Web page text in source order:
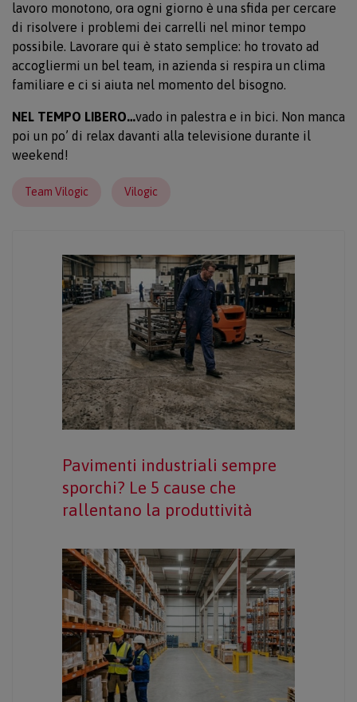
lavoro monotono, ora ogni giorno è una sfida per cercare
di risolvere i problemi dei carrelli nel minor tempo
possibile. Lavorare qui è stato semplice: ho trovato ad
accogliermi un bel team, in azienda si respira un clima
familiare e ci si aiuta nel momento del bisogno.
NEL TEMPO LIBERO…vado in palestra e in bici. Non manca
poi un po’ di relax davanti alla televisione durante il
weekend!
Team Vilogic Vilogic
Pavimenti industriali sempre
sporchi? Le 5 cause che
rallentano la produttività